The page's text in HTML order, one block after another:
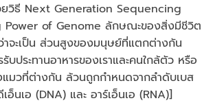
ยวิธี Next Generation Sequencing
Power of Genome ลักษณะของสิ่งมีชีวิต
าจะเป็น ส่วนสูงของมนุษย์ที่แตกต่างกัน
บประทานอาหารของเราและคนใกล้ตัว หรือ
มวที่ต่างกัน ล้วนถูกกำหนดจากลำดับเบส
อ็นเอ (DNA) และ อาร์เอ็นเอ (RNA)]